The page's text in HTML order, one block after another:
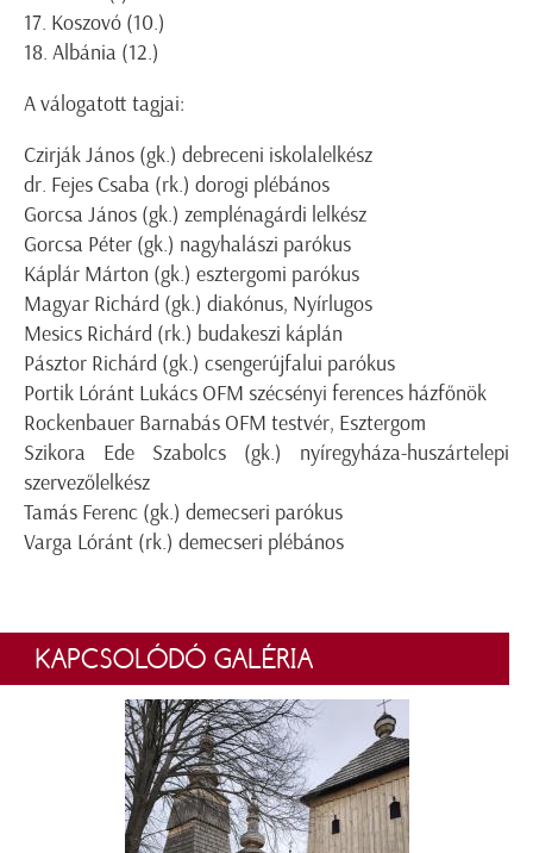
17. Koszovó (10.)
18. Albánia (12.)
A válogatott tagjai:
Czirják János (gk.) debreceni iskolalelkész
dr. Fejes Csaba (rk.) dorogi plébános
Gorcsa János (gk.) zemplénagárdi lelkész
Gorcsa Péter (gk.) nagyhalászi parókus
Káplár Márton (gk.) esztergomi parókus
Magyar Richárd (gk.) diakónus, Nyírlugos
Mesics Richárd (rk.) budakeszi káplán
Pásztor Richárd (gk.) csengerújfalui parókus
Portik Lóránt Lukács OFM szécsényi ferences házfőnök
Rockenbauer Barnabás OFM testvér, Esztergom
Szikora Ede Szabolcs (gk.) nyíregyháza-huszártelepi
szervezőlelkész
Tamás Ferenc (gk.) demecseri parókus
Varga Lóránt (rk.) demecseri plébános
KAPCSOLÓDÓ GALÉRIA